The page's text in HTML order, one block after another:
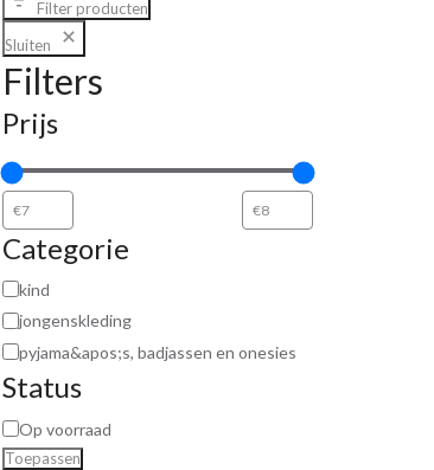
Filter producten
Sluiten
Filters
Prijs
Categorie
kind
jongenskleding
pyjama&apos;s, badjassen en onesies
Status
Op voorraad
Toepassen